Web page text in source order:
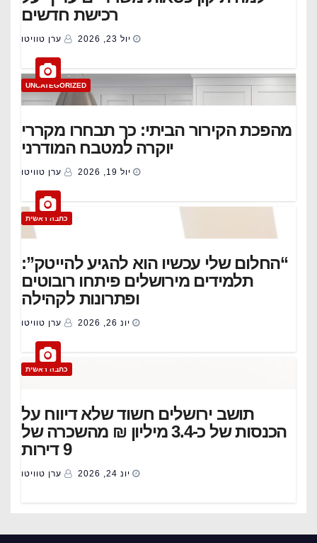
רכישת חדשים
יול 23, 2026 ערן טוויטו
UNCATEGORIZED
מהפכת הקירור הביתי: כך תבחרו מקררי
יוקרה למטבח המודרני
יול 19, 2026 ערן טוויטו
כתבה ראשית
“החלום שלי עכשיו הוא להגיע להייטק”:
תלמידים מירושלים פיתחו רובוטים
ופתרונות לקהילה
יונ 26, 2026 ערן טוויטו
כתבה ראשית
תושב ירושלים חשוד שלא דיווח על
הכנסות של כ-3.4 מיליון ₪ מהשכרה של
9 דירות
יונ 24, 2026 ערן טוויטו